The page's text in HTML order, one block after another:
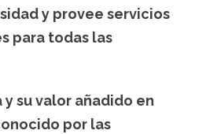
y provee servicios
para todas las
su valor añadido en
por las